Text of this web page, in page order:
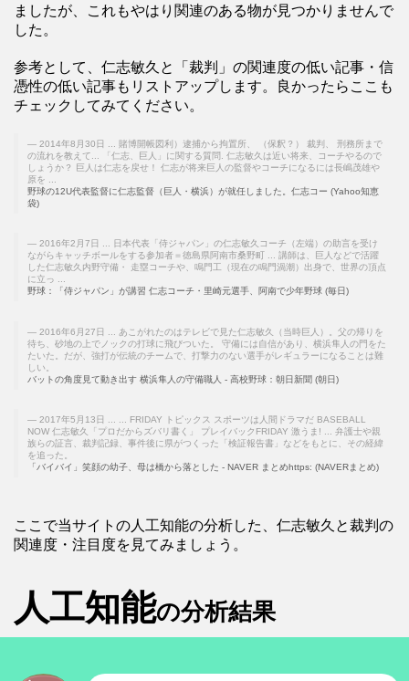
ましたが、これもやはり関連のある物が見つかりませんで
した。
参考として、仁志敏久と「裁判」の関連度の低い記事・信
憑性の低い記事もリストアップします。良かったらここも
チェックしてみてください。
2014年8月30日 ... 賭博開帳図利）逮捕から拘置所、 （保釈？） 裁判、 刑務所まで
の流れを教えて... 「仁志、巨人」に関する質問. 仁志敏久は近い将来、コーチやるので
しょうか？ 巨人は仁志を戻せ！ 仁志が将来巨人の監督やコーチになるには長嶋茂雄や
原を ...
野球の12U代表監督に仁志監督（巨人・横浜）が就任しました。仁志コー (Yahoo知恵
袋)
2016年2月7日 ... 日本代表「侍ジャパン」の仁志敏久コーチ（左端）の助言を受け
ながらキャッチボールをする参加者＝徳島県阿南市桑野町 ... 講師は、巨人などで活躍
した仁志敏久内野守備・ 走塁コーチや、鳴門工（現在の鳴門渦潮）出身で、世界の頂点
に立っ ...
野球：「侍ジャパン」が講習 仁志コーチ・里崎元選手、阿南で少年野球 (毎日)
2016年6月27日 ... あこがれたのはテレビで見た仁志敏久（当時巨人）。父の帰りを
待ち、砂地の上でノックの打球に飛びついた。 守備には自信があり、横浜隼人の門をた
たいた。だが、強打が伝統のチームで、打撃力のない選手がレギュラーになることは難
しい。
バットの角度見て動き出す 横浜隼人の守備職人 - 高校野球：朝日新聞 (朝日)
2017年5月13日 ... ... FRIDAY トピックス スポーツは人間ドラマだ BASEBALL
NOW 仁志敏久「プロだからズバリ書く」 プレイバックFRIDAY 激うま! ... 弁護士や親
族らの証言、裁判記録、事件後に県がつくった「検証報告書」などをもとに、その経緯
を追った。
「バイバイ」笑顔の幼子、母は橋から落とした - NAVER まとめhttps: (NAVERまとめ)
ここで当サイトの人工知能の分析した、仁志敏久と裁判の
関連度・注目度を見てみましょう。
人工知能の分析結果